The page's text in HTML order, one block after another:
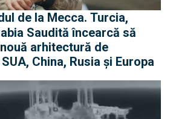
Saudită încearcă să
arhitectură de
China, Rusia și Europa